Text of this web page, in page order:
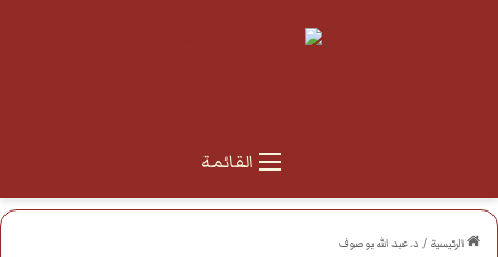
القائمة
الرئيسية / د. عبد الله بوصوف